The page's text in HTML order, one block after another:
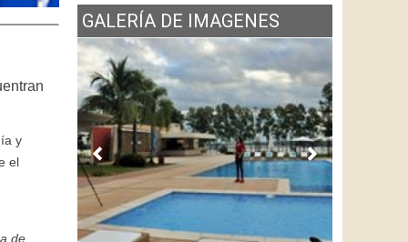
y
el
de
GALERÍA DE IMAGENES